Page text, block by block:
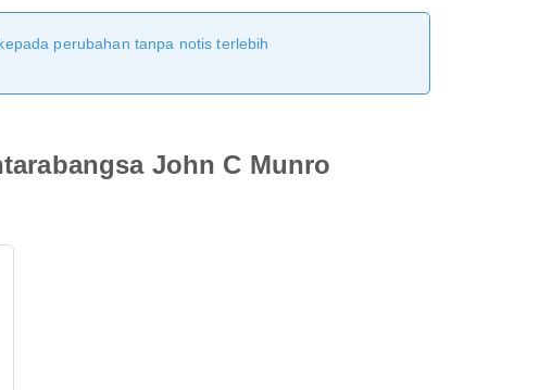
perubahan tanpa notis terlebih
John C Munro